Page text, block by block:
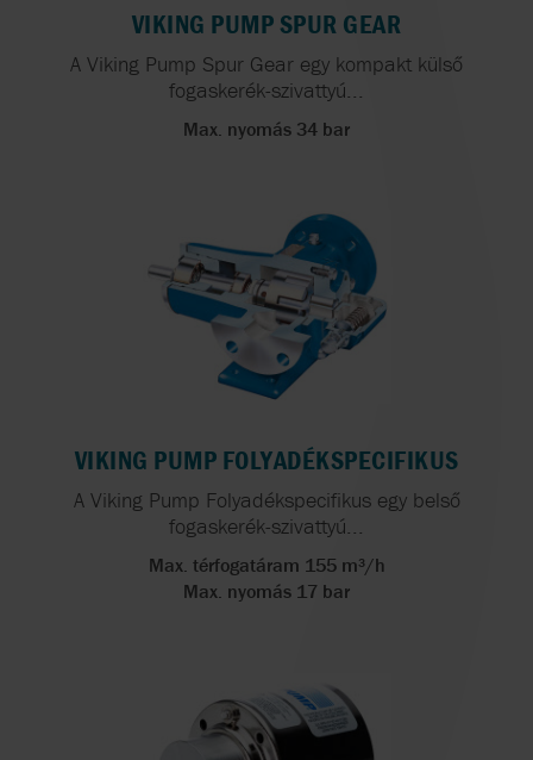
VIKING PUMP SPUR GEAR
A Viking Pump Spur Gear egy kompakt külső
fogaskerék-szivattyú...
Max. nyomás 34 bar
VIKING PUMP FOLYADÉKSPECIFIKUS
A Viking Pump Folyadékspecifikus egy belső
fogaskerék-szivattyú...
Max. térfogatáram 155 m³/h
Max. nyomás 17 bar